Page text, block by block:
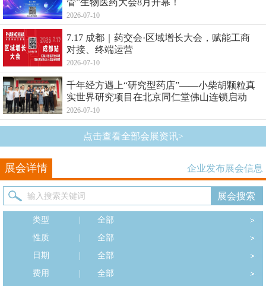
管”生物医药大会8月开幕！
2026-07-10
7.17 成都｜药交会·区域增长大会，赋能工商
对接、终端运营
2026-07-10
千年经方遇上“研究型药店”——小柴胡颗粒真
实世界研究项目在北京同仁堂佛山连锁启动
2026-07-10
点击查看全部会展资讯>
展会详情 企业发布展会信息
类型
全部
性质
全部
日期
全部
费用
全部